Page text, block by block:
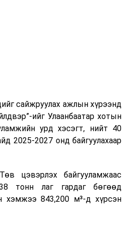
байдлыг хангах зэрэг
хөтөлбөрт тусгажээ.
лекц, асуулт-хариулт,
багаар ажиллах дасгал,
ажиллах дадлага зэрэг
хэлбэрээр зохион байгуулж
сайжруулах ажлын хүрээнд
ийг Улаанбаатар хотын
урд хэсэгт, нийт 40
2025-2027 онд байгуулахаар
цэвэрлэх байгууламжаас
тонн лаг гардаг бөгөөд
хэмжээ 843,200 м³-д хүрсэн